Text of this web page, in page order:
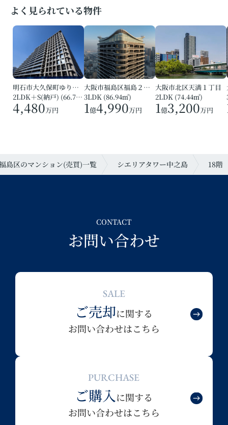
よく見られている物件
明石市大久保町ゆりのき通２丁目
2LDK＋S(納戸) (66.70㎡)
4,480万円
大阪市福島区福島２丁目
3LDK (86.94㎡)
1億4,990万円
大阪市北区天満１丁目
2LDK (74.44㎡)
1億3,200万円
島区のマンション(売買)一覧 シエリアタワー中之島 18階
CONTACT
お問い合わせ
SALE
ご売却に関する
お問い合わせはこちら
PURCHASE
ご購入に関する
お問い合わせはこちら